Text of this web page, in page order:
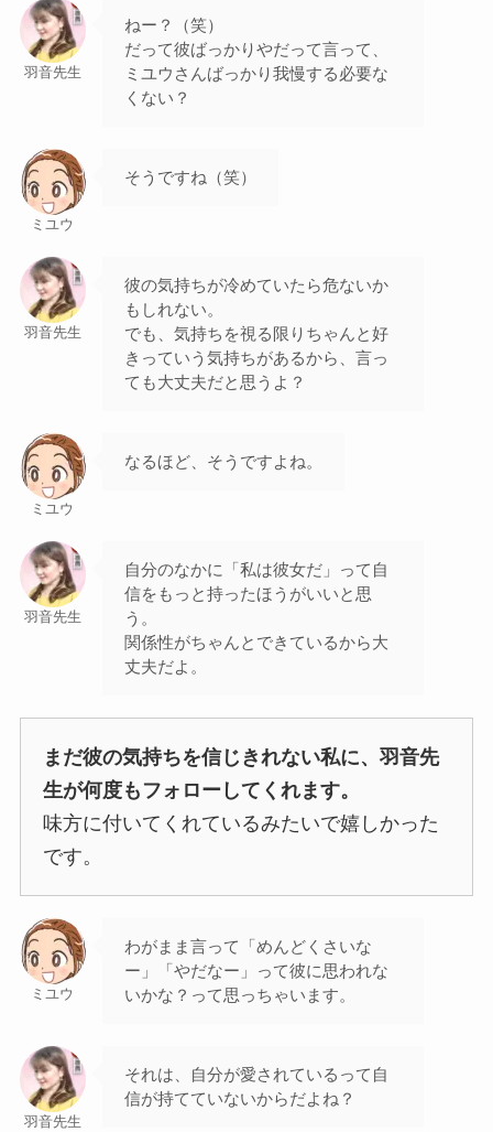
羽音先生
ねー？（笑）
だって彼ばっかりやだって言って、
ミユウさんばっかり我慢する必要な
くない？
ミユウ
そうですね（笑）
羽音先生
彼の気持ちが冷めていたら危ないか
もしれない。
でも、気持ちを視る限りちゃんと好
きっていう気持ちがあるから、言っ
ても大丈夫だと思うよ？
ミユウ
なるほど、そうですよね。
羽音先生
自分のなかに「私は彼女だ」って自
信をもっと持ったほうがいいと思
う。
関係性がちゃんとできているから大
丈夫だよ。
まだ彼の気持ちを信じきれない私に、羽音先
生が何度もフォローしてくれます。
味方に付いてくれているみたいで嬉しかった
です。
ミユウ
わがまま言って「めんどくさいな
ー」「やだなー」って彼に思われな
いかな？って思っちゃいます。
羽音先生
それは、自分が愛されているって自
信が持てていないからだよね？